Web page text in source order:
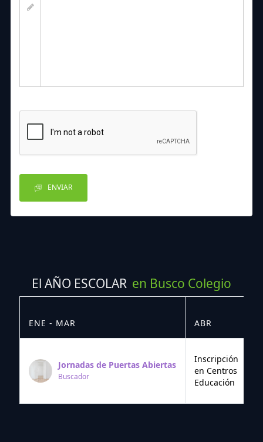
ENVIAR
El AÑO ESCOLAR en Busco Colegio
ENE - MAR ABR
Jornadas de Puertas Abiertas
Buscador
Inscripción
en Centros
Educación